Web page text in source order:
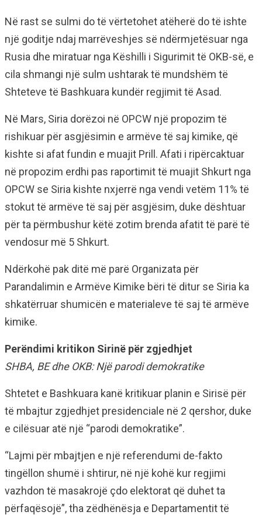
Në rast se sulmi do të vërtetohet atëherë do të ishte
një goditje ndaj marrëveshjes së ndërmjetësuar nga
Rusia dhe miratuar nga Këshilli i Sigurimit të OKB-së, e
cila shmangi një sulm ushtarak të mundshëm të
Shteteve të Bashkuara kundër regjimit të Asad.
Në Mars, Siria dorëzoi në OPCW një propozim të
rishikuar për asgjësimin e armëve të saj kimike, që
kishte si afat fundin e muajit Prill. Afati i ripërcaktuar
në propozim erdhi pas raportimit të muajit Shkurt nga
OPCW se Siria kishte nxjerrë nga vendi vetëm 11% të
stokut të armëve të saj për asgjësim, duke dështuar
për ta përmbushur këtë zotim brenda afatit të parë të
vendosur më 5 Shkurt.
Ndërkohë pak ditë më parë Organizata për
Parandalimin e Armëve Kimike bëri të ditur se Siria ka
shkatërruar shumicën e materialeve të saj të armëve
kimike.
Perëndimi kritikon Sirinë për zgjedhjet
SHBA, BE dhe OKB: Një parodi demokratike
Shtetet e Bashkuara kanë kritikuar planin e Sirisë për
të mbajtur zgjedhjet presidenciale në 2 qershor, duke
e cilësuar atë një “parodi demokratike”.
“Lajmi për mbajtjen e një referendumi de-fakto
tingëllon shumë i shtirur, në një kohë kur regjimi
vazhdon të masakrojë çdo elektorat që duhet ta
përfaqësojë”, tha zëdhënësja e Departamentit të